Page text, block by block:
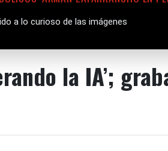
a lo curioso de las imágenes
la IA’;